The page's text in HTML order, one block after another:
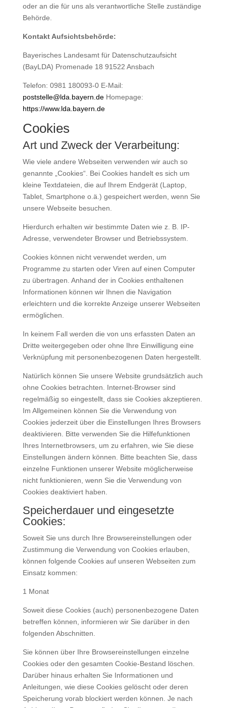
oder an die für uns als verantwortliche Stelle zuständige
Behörde.
Kontakt Aufsichtsbehörde:
Bayerisches Landesamt für Datenschutzaufsicht
(BayLDA) Promenade 18 91522 Ansbach
Telefon: 0981 180093-0 E-Mail:
poststelle@lda.bayern.deHomepage:
https://www.lda.bayern.de
Cookies
Art und Zweck der Verarbeitung:
Wie viele andere Webseiten verwenden wir auch so
genannte „Cookies“. Bei Cookies handelt es sich um
kleine Textdateien, die auf Ihrem Endgerät (Laptop,
Tablet, Smartphone o.ä.) gespeichert werden, wenn Sie
unsere Webseite besuchen.
Hierdurch erhalten wir bestimmte Daten wie z. B. IP-
Adresse, verwendeter Browser und Betriebssystem.
Cookies können nicht verwendet werden, um
Programme zu starten oder Viren auf einen Computer
zu übertragen. Anhand der in Cookies enthaltenen
Informationen können wir Ihnen die Navigation
erleichtern und die korrekte Anzeige unserer Webseiten
ermöglichen.
In keinem Fall werden die von uns erfassten Daten an
Dritte weitergegeben oder ohne Ihre Einwilligung eine
Verknüpfung mit personenbezogenen Daten hergestellt.
Natürlich können Sie unsere Website grundsätzlich auch
ohne Cookies betrachten. Internet-Browser sind
regelmäßig so eingestellt, dass sie Cookies akzeptieren.
Im Allgemeinen können Sie die Verwendung von
Cookies jederzeit über die Einstellungen Ihres Browsers
deaktivieren. Bitte verwenden Sie die Hilfefunktionen
Ihres Internetbrowsers, um zu erfahren, wie Sie diese
Einstellungen ändern können. Bitte beachten Sie, dass
einzelne Funktionen unserer Website möglicherweise
nicht funktionieren, wenn Sie die Verwendung von
Cookies deaktiviert haben.
Speicherdauer und eingesetzte
Cookies:
Soweit Sie uns durch Ihre Browsereinstellungen oder
Zustimmung die Verwendung von Cookies erlauben,
können folgende Cookies auf unseren Webseiten zum
Einsatz kommen:
1 Monat
Soweit diese Cookies (auch) personenbezogene Daten
betreffen können, informieren wir Sie darüber in den
folgenden Abschnitten.
Sie können über Ihre Browsereinstellungen einzelne
Cookies oder den gesamten Cookie-Bestand löschen.
Darüber hinaus erhalten Sie Informationen und
Anleitungen, wie diese Cookies gelöscht oder deren
Speicherung vorab blockiert werden können. Je nach